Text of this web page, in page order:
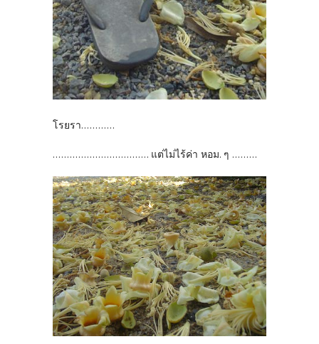
โรยรา............
.................................. แต่ไม่ไร้ค่า หอม. ๆ .........